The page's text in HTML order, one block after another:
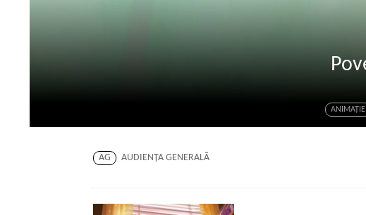
ANIMAŢIE
AG
AUDIENŢA GENERALĂ